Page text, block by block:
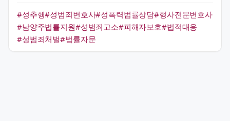
#성추행#성범죄변호사#성폭력법률상담#형사전문변호사
#남양주법률지원#성범죄고소#피해자보호#법적대응
#성범죄처벌#법률자문